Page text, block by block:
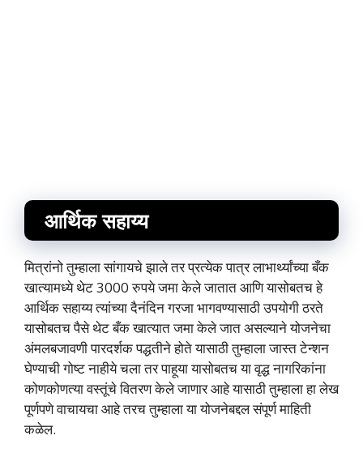
आर्थिक सहाय्य
मित्रांनो तुम्हाला सांगायचे झाले तर प्रत्येक पात्र लाभार्थ्यांच्या बँक
खात्यामध्ये थेट 3000 रुपये जमा केले जातात आणि यासोबतच हे
आर्थिक सहाय्य त्यांच्या दैनंदिन गरजा भागवण्यासाठी उपयोगी ठरते
यासोबतच पैसे थेट बँक खात्यात जमा केले जात असल्याने योजनेचा
अंमलबजावणी पारदर्शक पद्धतीने होते यासाठी तुम्हाला जास्त टेन्शन
घेण्याची गोष्ट नाहीये चला तर पाहूया यासोबतच या वृद्ध नागरिकांना
कोणकोणत्या वस्तूंचे वितरण केले जाणार आहे यासाठी तुम्हाला हा लेख
पूर्णपणे वाचायचा आहे तरच तुम्हाला या योजनेबद्दल संपूर्ण माहिती
कळेल.